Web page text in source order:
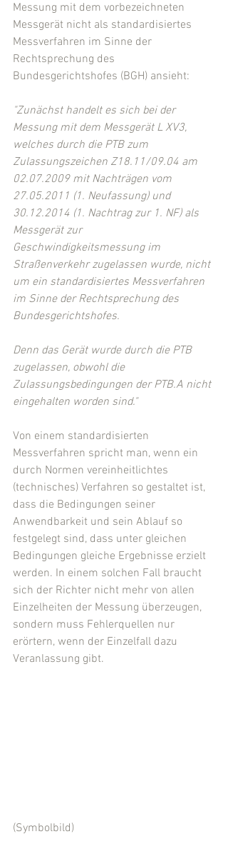
Messung mit dem vorbezeichneten
Messgerät nicht als standardisiertes
Messverfahren im Sinne der
Rechtsprechung des
Bundesgerichtshofes (BGH) ansieht:
"Zunächst handelt es sich bei der
Messung mit dem Messgerät L XV3,
welches durch die PTB zum
Zulassungszeichen Z18.11/09.04 am
02.07.2009 mit Nachträgen vom
27.05.2011 (1. Neufassung) und
30.12.2014 (1. Nachtrag zur 1. NF) als
Messgerät zur
Geschwindigkeitsmessung im
Straßenverkehr zugelassen wurde, nicht
um ein standardisiertes Messverfahren
im Sinne der Rechtsprechung des
Bundesgerichtshofes.
Denn das Gerät wurde durch die PTB
zugelassen, obwohl die
Zulassungsbedingungen der PTB.A nicht
eingehalten worden sind."
Von einem standardisierten
Messverfahren spricht man, wenn ein
durch Normen vereinheitlichtes
(technisches) Verfahren so gestaltet ist,
dass die Bedingungen seiner
Anwendbarkeit und sein Ablauf so
festgelegt sind, dass unter gleichen
Bedingungen gleiche Ergebnisse erzielt
werden. In einem solchen Fall braucht
sich der Richter nicht mehr von allen
Einzelheiten der Messung überzeugen,
sondern muss Fehlerquellen nur
erörtern, wenn der Einzelfall dazu
Veranlassung gibt.
(Symbolbild)